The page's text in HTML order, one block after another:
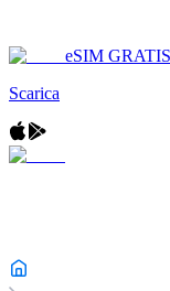
eSIM GRATIS
Scarica